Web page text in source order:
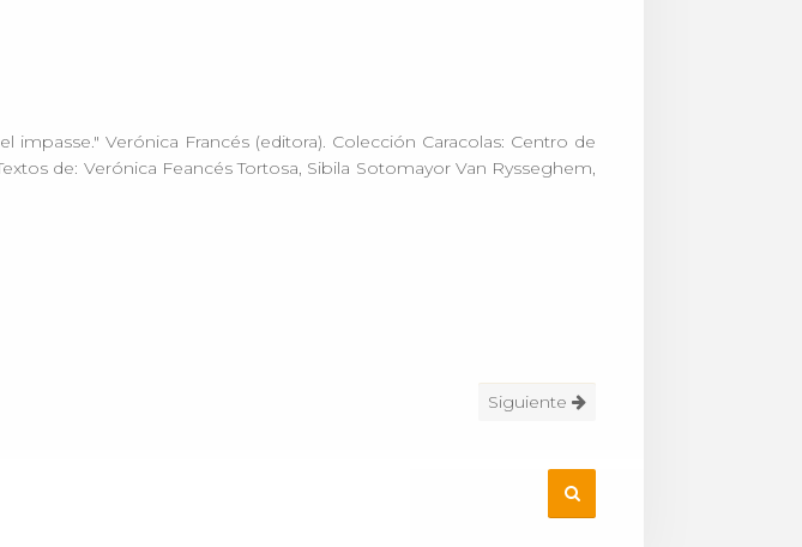
Verónica Francés (editora). Colección Caracolas: Centro de
de: Verónica Feancés Tortosa, Sibila Sotomayor Van Rysseghem,
Siguiente